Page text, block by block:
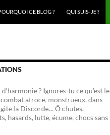
CE BLOG ? QUI SUIS-JE ?
? Ignores-tu ce qu’est le
atroce, monstrueux, dans
la Discorde… Ô chutes,
hasards, lutte, écume, chocs sans